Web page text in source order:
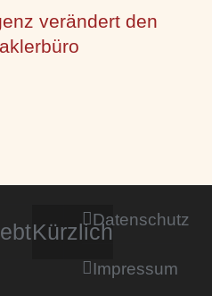
verändert den
KürzlichDatenschutz
Impressum